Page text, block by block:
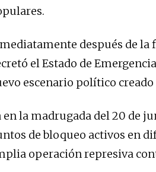
después de la
el Estado de
escenario político
en la madrugada del 20 de
de bloqueo activos en
operación represiva